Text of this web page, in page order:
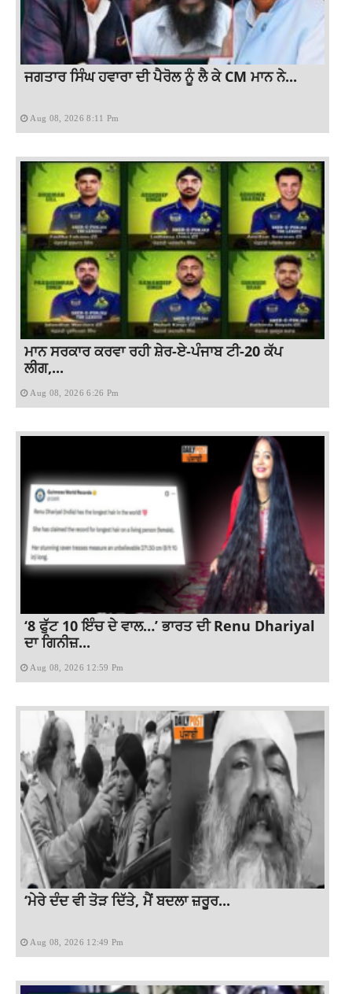
ਜਗਤਾਰ ਸਿੰਘ ਹਵਾਰਾ ਦੀ ਪੈਰੋਲ ਨੂੰ ਲੈ ਕੇ CM ਮਾਨ ਨੇ...
Aug 08, 2026 8:11 Pm
ਮਾਨ ਸਰਕਾਰ ਕਰਵਾ ਰਹੀ ਸ਼ੇਰ-ਏ-ਪੰਜਾਬ ਟੀ-20 ਕੱਪ
ਲੀਗ,...
Aug 08, 2026 6:26 Pm
‘8 ਫੁੱਟ 10 ਇੰਚ ਦੇ ਵਾਲ…’ ਭਾਰਤ ਦੀ Renu Dhariyal
ਦਾ ਗਿਨੀਜ਼...
Aug 08, 2026 12:59 Pm
‘ਮੇਰੇ ਦੰਦ ਵੀ ਤੋੜ ਦਿੱਤੇ, ਮੈਂ ਬਦਲਾ ਜ਼ਰੂਰ...
Aug 08, 2026 12:49 Pm